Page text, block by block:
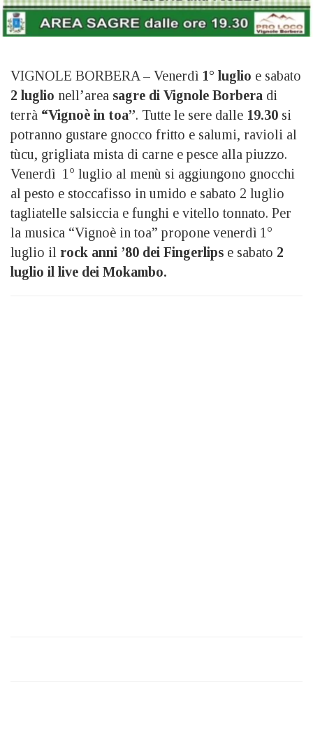
VIGNOLE BORBERA – Venerdì 1° luglio e sabato
2 luglio nell’area sagre di Vignole Borbera di
terrà “Vignoè in toa”. Tutte le sere dalle 19.30 si
potranno gustare gnocco fritto e salumi, ravioli al
tùcu, grigliata mista di carne e pesce alla piuzzo.
Venerdì 1° luglio al menù si aggiungono gnocchi
al pesto e stoccafisso in umido e sabato 2 luglio
tagliatelle salsiccia e funghi e vitello tonnato. Per
la musica “Vignoè in toa” propone venerdì 1°
luglio il rock anni ’80 dei Fingerlips e sabato 2
luglio il live dei Mokambo.